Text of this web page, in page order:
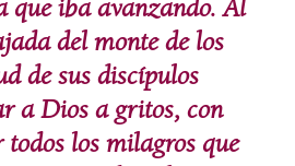
que iba avanzando. Al
del monte de los
de sus discípulos
a Dios a gritos, con
los milagros que